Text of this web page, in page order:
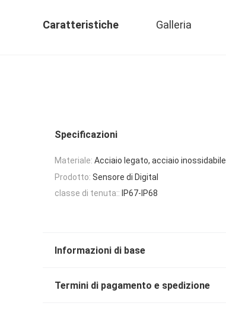
Caratteristiche Galleria
Specificazioni
Materiale: Acciaio legato, acciaio inossidabile
Prodotto: Sensore di Digital
classe di tenuta:: IP67-IP68
Informazioni di base
Termini di pagamento e spedizione